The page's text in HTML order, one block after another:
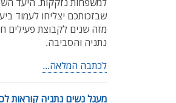
שבזכותכם יצליחו לעמוד
מזה שנים לקבוצת פעילים
נתניה והסביבה.
לכתבה המלאה...
מעגל נשים נתניה קוראות לכם